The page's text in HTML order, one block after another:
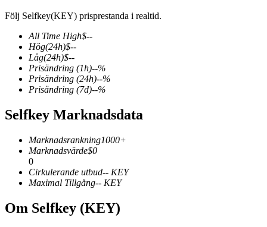
COIN-M Futures
Futures för kryptovaluta
TradFi
Derivat för aktier, valuta, ädelmetaller och råvaror
Följ Selfkey(KEY) prisprestanda i realtid.
All Time High$--
Hög(24h)$--
Låg(24h)$--
Prisändring (1h)--%
Prisändring (24h)--%
Prisändring (7d)--%
Selfkey Marknadsdata
Marknadsrankning1000+
Marknadsvärde$0
0
Cirkulerande utbud-- KEY
Maximal Tillgång-- KEY
Om Selfkey (KEY)